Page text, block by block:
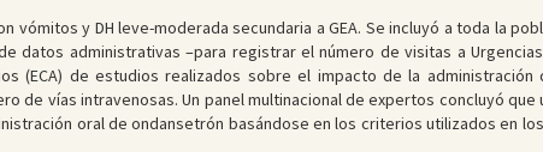
vómitos y DH leve-moderada secundaria a GEA. Se incluyó a toda la
datos administrativas –para registrar el número de visitas a
(ECA) de estudios realizados sobre el impacto de la
de vías intravenosas. Un panel multinacional de expertos concluyó que
oral de ondansetrón basándose en los criterios utilizados en